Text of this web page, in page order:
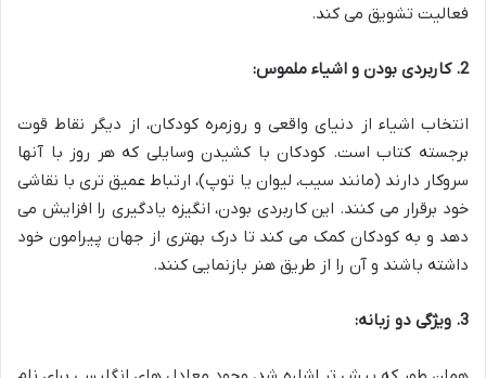
فعالیت تشویق می کند.
2. کاربردی بودن و اشیاء ملموس:
انتخاب اشیاء از دنیای واقعی و روزمره کودکان، از دیگر نقاط قوت
برجسته کتاب است. کودکان با کشیدن وسایلی که هر روز با آنها
سروکار دارند (مانند سیب، لیوان یا توپ)، ارتباط عمیق تری با نقاشی
خود برقرار می کنند. این کاربردی بودن، انگیزه یادگیری را افزایش می
دهد و به کودکان کمک می کند تا درک بهتری از جهان پیرامون خود
داشته باشند و آن را از طریق هنر بازنمایی کنند.
3. ویژگی دو زبانه: